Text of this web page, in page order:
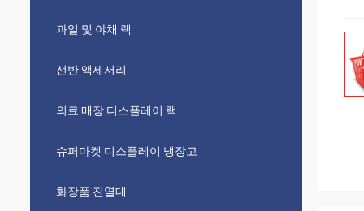
과일 및 야채 랙
선반 액세서리
의료 매장 디스플레이 랙
슈퍼마켓 디스플레이 냉장고
화장품 진열대